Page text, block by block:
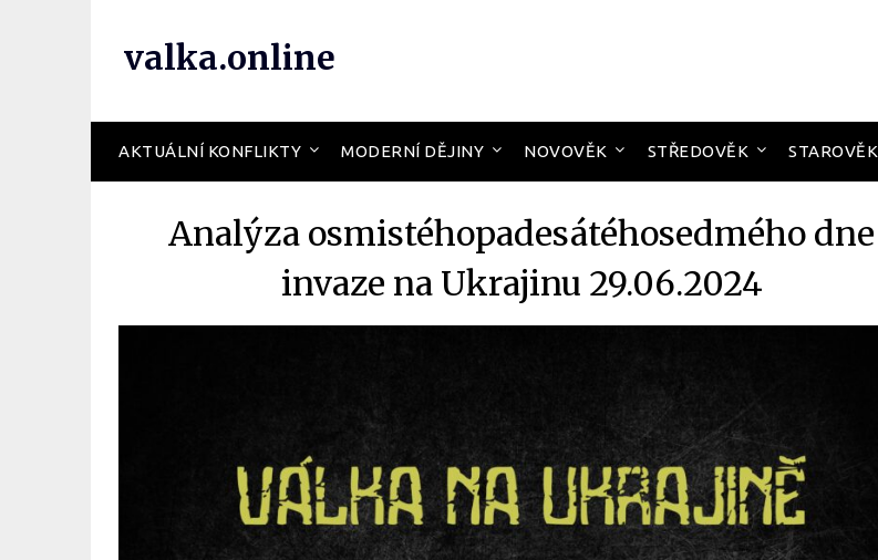
valka.online
AKTUÁLNÍ KONFLIKTY MODERNÍ DĚJINY NOVOVĚK STŘEDOVĚK STAROVĚK
Analýza osmistéhopadesátéhosedmého dne
invaze na Ukrajinu 29.06.2024